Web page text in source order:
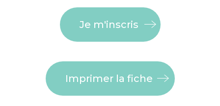
Je m'inscris
Imprimer la fiche